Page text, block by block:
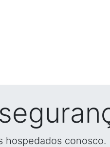
hospedados conosco.